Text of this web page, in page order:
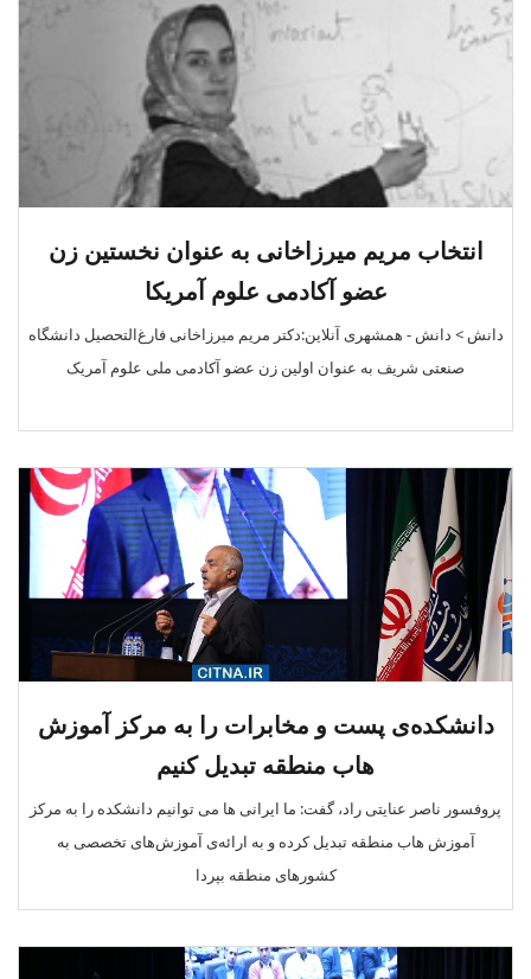
انتخاب مریم میرزاخانی به عنوان نخستین زن
عضو آکادمی علوم آمریکا
دانش > دانش - همشهری آنلاین:دکتر مریم میرزاخانی فارغ‌التحصیل دانشگاه
صنعتی شریف به عنوان اولین زن عضو آکادمی ملی علوم آمریک
دانشکده‌ی پست و مخابرات را به مرکز آموزش
هاب منطقه تبدیل کنیم
پروفسور ناصر عنایتی راد، گفت: ما ایرانی ها می توانیم دانشکده را به مرکز
آموزش هاب منطقه تبدیل کرده و به ارائه‌ی آموزش‌های تخصصی به
کشورهای منطقه بپردا